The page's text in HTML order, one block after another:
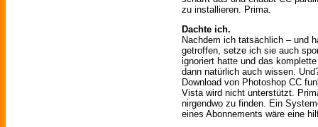
zu installieren. Prima.
Dachte ich.
Nachdem ich tatsächlich – und
getroffen, setze ich sie auch
ignoriert hatte und das
dann natürlich auch wissen.
Download von Photoshop CC
Vista wird nicht unterstützt.
nirgendwo zu finden. Ein
eines Abonnements wäre eine